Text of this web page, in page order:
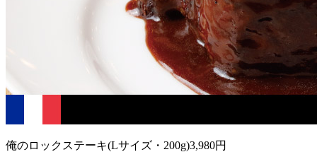
俺のロックステーキ(Lサイズ・200g)3,980円